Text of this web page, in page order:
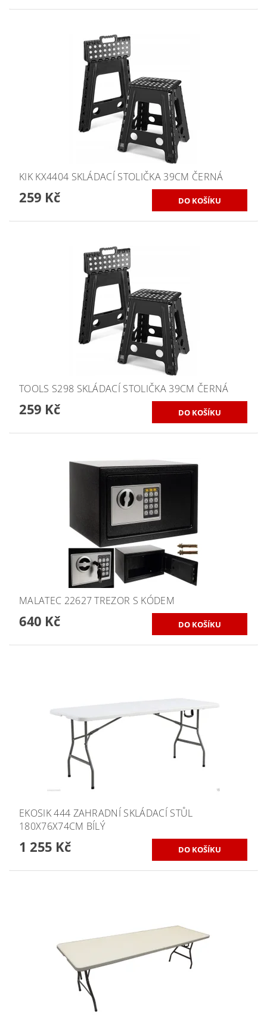
KIK KX4404 SKLÁDACÍ STOLIČKA 39CM ČERNÁ
259 Kč
TOOLS S298 SKLÁDACÍ STOLIČKA 39CM ČERNÁ
259 Kč
MALATEC 22627 TREZOR S KÓDEM
640 Kč
EKOSIK 444 ZAHRADNÍ SKLÁDACÍ STŮL
180X76X74CM BÍLÝ
1 255 Kč